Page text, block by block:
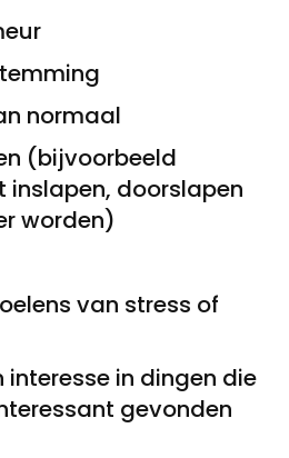
normaal
(bijvoorbeeld
inslapen, doorslapen
worden)
van stress of
interesse in dingen die
gevonden